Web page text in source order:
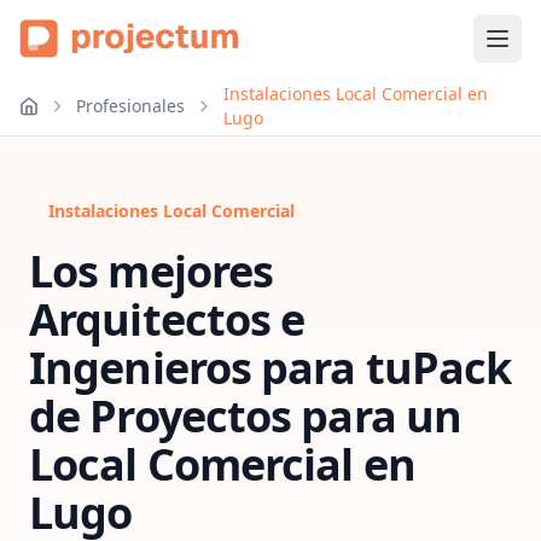
Profesionales
Instalaciones Local Comercial en
Lugo
Instalaciones Local Comercial
Los mejores
Arquitectos e
Ingenieros para tuPack
de Proyectos para un
Local Comercial en
Lugo